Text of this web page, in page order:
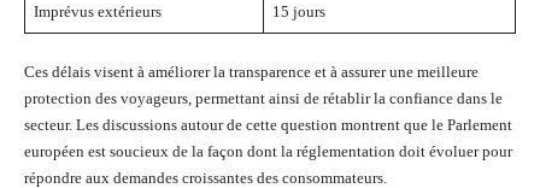
Imprévus extérieurs 15 jours
Ces délais visent à améliorer la transparence et à assurer une meilleure
protection des voyageurs, permettant ainsi de rétablir la confiance dans le
secteur. Les discussions autour de cette question montrent que le Parlement
européen est soucieux de la façon dont la réglementation doit évoluer pour
répondre aux demandes croissantes des consommateurs.